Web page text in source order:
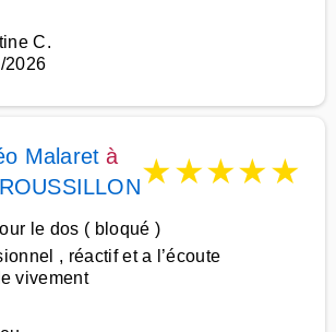
C.
2026
Malaret à
★★★★★
le dos ( bloqué )
, réactif et a l’écoute
vivement